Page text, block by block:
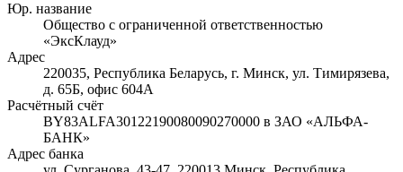
Юр. название
Общество с ограниченной ответственностью
«ЭксКлауд»
Адрес
220035, Республика Беларусь, г. Минск, ул. Тимирязева,
д. 65Б, офис 604А
Расчётный счёт
BY83ALFA30122190080090270000 в ЗАО «АЛЬФА-
БАНК»
Адрес банка